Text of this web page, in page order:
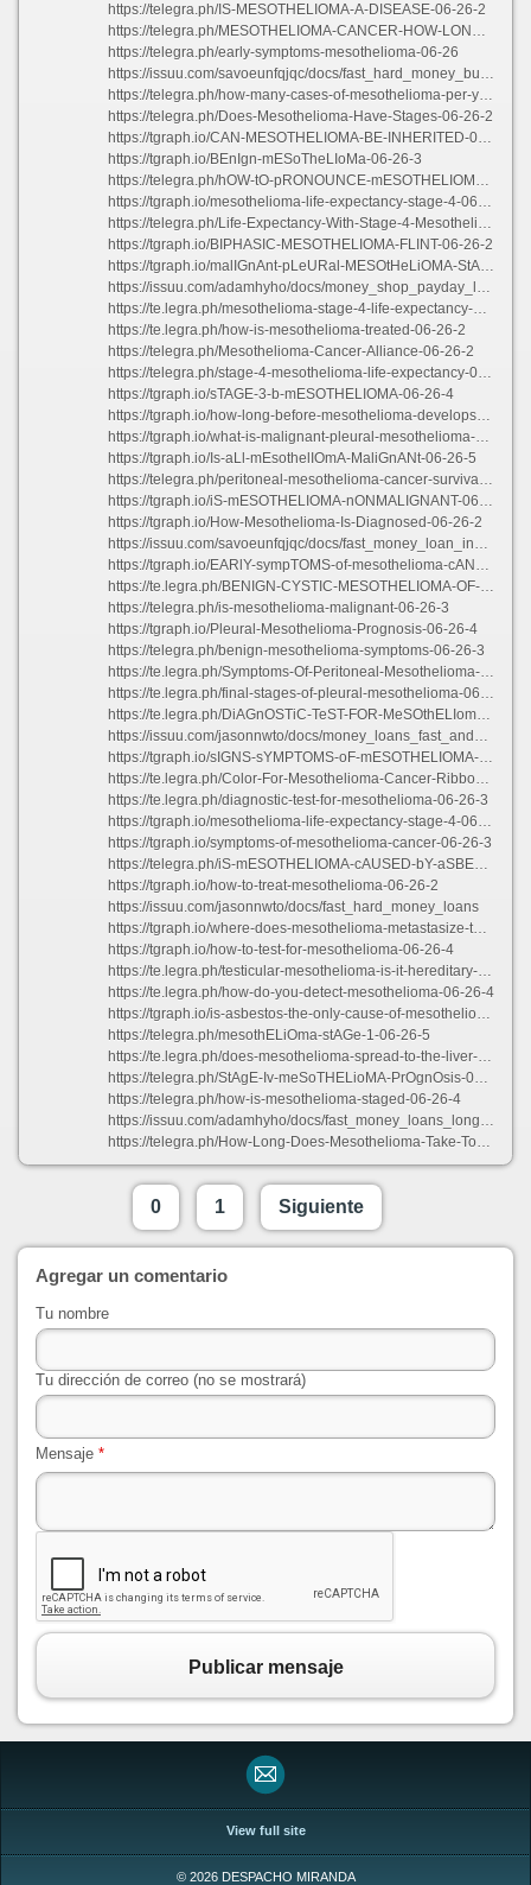
https://telegra.ph/IS-MESOTHELIOMA-A-DISEASE-06-26-2
https://telegra.ph/MESOTHELIOMA-CANCER-HOW-LONG-CAN-YOU-LIVE-06-26-2
https://telegra.ph/early-symptoms-mesothelioma-06-26
https://issuu.com/savoeunfqjqc/docs/fast_hard_money_business_loans
https://telegra.ph/how-many-cases-of-mesothelioma-per-year-06-26-4
https://telegra.ph/Does-Mesothelioma-Have-Stages-06-26-2
https://tgraph.io/CAN-MESOTHELIOMA-BE-INHERITED-06-26-2
https://tgraph.io/BEnIgn-mESoTheLIoMa-06-26-3
https://telegra.ph/hOW-tO-pRONOUNCE-mESOTHELIOMA-06-26-2
https://tgraph.io/mesothelioma-life-expectancy-stage-4-06-26-2
https://telegra.ph/Life-Expectancy-With-Stage-4-Mesothelioma-06-26-2
https://tgraph.io/BIPHASIC-MESOTHELIOMA-FLINT-06-26-2
https://tgraph.io/malIGnAnt-pLeURal-MESOtHeLiOMA-StAgINg-06-26-4
https://issuu.com/adamhyho/docs/money_shop_payday_loans
https://te.legra.ph/mesothelioma-stage-4-life-expectancy-06-26-3
https://te.legra.ph/how-is-mesothelioma-treated-06-26-2
https://telegra.ph/Mesothelioma-Cancer-Alliance-06-26-2
https://telegra.ph/stage-4-mesothelioma-life-expectancy-06-26-3
https://tgraph.io/sTAGE-3-b-mESOTHELIOMA-06-26-4
https://tgraph.io/how-long-before-mesothelioma-develops-06-26-2
https://tgraph.io/what-is-malignant-pleural-mesothelioma-06-26-3
https://tgraph.io/Is-aLl-mEsothelIOmA-MaliGnANt-06-26-5
https://telegra.ph/peritoneal-mesothelioma-cancer-survival-rate-06-26-7
https://tgraph.io/iS-mESOTHELIOMA-nONMALIGNANT-06-26-3
https://tgraph.io/How-Mesothelioma-Is-Diagnosed-06-26-2
https://issuu.com/savoeunfqjqc/docs/fast_money_loan_in_long_beach
https://tgraph.io/EARlY-sympTOMS-of-mesothelioma-cANCer-06-26-5
https://te.legra.ph/BENIGN-CYSTIC-MESOTHELIOMA-OF-THE-PERITONEUM-06-26-2
https://telegra.ph/is-mesothelioma-malignant-06-26-3
https://tgraph.io/Pleural-Mesothelioma-Prognosis-06-26-4
https://telegra.ph/benign-mesothelioma-symptoms-06-26-3
https://te.legra.ph/Symptoms-Of-Peritoneal-Mesothelioma-06-26-3
https://te.legra.ph/final-stages-of-pleural-mesothelioma-06-26
https://te.legra.ph/DiAGnOSTiC-TeST-FOR-MeSOthELIomA-06-26-4
https://issuu.com/jasonnwto/docs/money_loans_fast_and_easy
https://tgraph.io/sIGNS-sYMPTOMS-oF-mESOTHELIOMA-06-26-3
https://te.legra.ph/Color-For-Mesothelioma-Cancer-Ribbons-06-26-2
https://te.legra.ph/diagnostic-test-for-mesothelioma-06-26-3
https://tgraph.io/mesothelioma-life-expectancy-stage-4-06-26-2
https://tgraph.io/symptoms-of-mesothelioma-cancer-06-26-3
https://telegra.ph/iS-mESOTHELIOMA-cAUSED-bY-aSBESTOS-06-26-3
https://tgraph.io/how-to-treat-mesothelioma-06-26-2
https://issuu.com/jasonnwto/docs/fast_hard_money_loans
https://tgraph.io/where-does-mesothelioma-metastasize-to-06-26-2
https://tgraph.io/how-to-test-for-mesothelioma-06-26-4
https://te.legra.ph/testicular-mesothelioma-is-it-hereditary-06-26-3
https://te.legra.ph/how-do-you-detect-mesothelioma-06-26-4
https://tgraph.io/is-asbestos-the-only-cause-of-mesothelioma-06-26-2
https://telegra.ph/mesothELiOma-stAGe-1-06-26-5
https://te.legra.ph/does-mesothelioma-spread-to-the-liver-06-26-3
https://telegra.ph/StAgE-Iv-meSoTHELioMA-PrOgnOsis-06-26-3
https://telegra.ph/how-is-mesothelioma-staged-06-26-4
https://issuu.com/adamhyho/docs/fast_money_loans_long_beach
https://telegra.ph/How-Long-Does-Mesothelioma-Take-To-Develop-06-26-4
0 1 Siguiente
Agregar un comentario
Tu nombre
Tu dirección de correo (no se mostrará)
Mensaje *
Publicar mensaje
View full site
© 2026 DESPACHO MIRANDA